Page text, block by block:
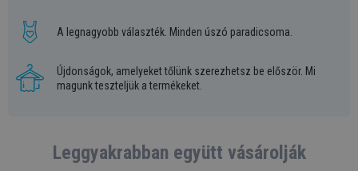
A legnagyobb választék. Minden úszó paradicsoma.
Újdonságok, amelyeket tőlünk szerezhetsz be először. Mi
magunk teszteljük a termékeket.
Leggyakrabban együtt vásárolják